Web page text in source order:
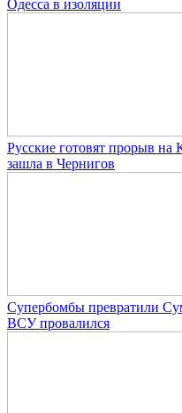
Одесса в изоляции
Русские готовят прорыв
зашла в Чернигов
Супербомбы превратили
ВСУ провалился